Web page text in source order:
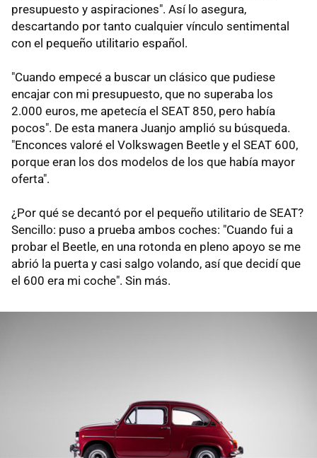
presupuesto y aspiraciones". Así lo asegura,
descartando por tanto cualquier vínculo sentimental
con el pequeño utilitario español.
"Cuando empecé a buscar un clásico que pudiese
encajar con mi presupuesto, que no superaba los
2.000 euros, me apetecía el SEAT 850, pero había
pocos". De esta manera Juanjo amplió su búsqueda.
"Enconces valoré el Volkswagen Beetle y el SEAT 600,
porque eran los dos modelos de los que había mayor
oferta".
¿Por qué se decantó por el pequeño utilitario de SEAT?
Sencillo: puso a prueba ambos coches: "Cuando fui a
probar el Beetle, en una rotonda en pleno apoyo se me
abrió la puerta y casi salgo volando, así que decidí que
el 600 era mi coche". Sin más.